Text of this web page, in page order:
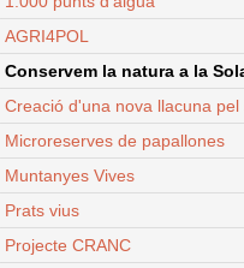
AGRI4POL
Conservem la natura a la
Creació d'una nova llacuna
Microreserves de papallones
Muntanyes Vives
Prats vius
Projecte CRANC